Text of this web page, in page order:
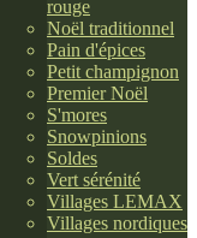
rouge
Noël traditionnel
Pain d'épices
Petit champignon
Premier Noël
S'mores
Snowpinions
Soldes
Vert sérénité
Villages LEMAX
Villages nordiques